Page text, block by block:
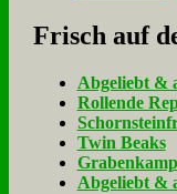
Frisch auf
Ab­ge­liebt &
Rol­len­de
Twin Beaks
Ab­ge­liebt &